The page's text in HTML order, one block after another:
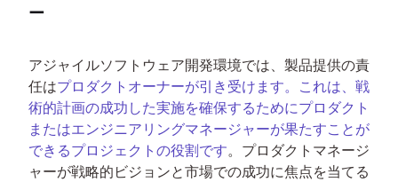
ー
アジャイルソフトウェア開発環境では、製品提供の責
任はプロダクトオーナーが引き受けます。これは、戦
術的計画の成功した実施を確保するためにプロダクト
またはエンジニアリングマネージャーが果たすことが
できるプロジェクトの役割です。プロダクトマネージ
ャーが戦略的ビジョンと市場での成功に焦点を当てる